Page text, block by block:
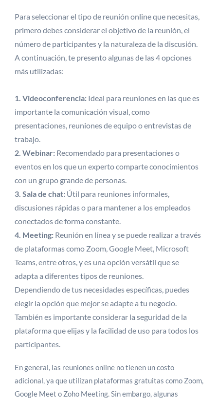
Para seleccionar el tipo de reunión online que necesitas,
primero debes considerar el objetivo de la reunión, el
número de participantes y la naturaleza de la discusión.
A continuación, te presento algunas de las 4 opciones
más utilizadas:
1. Videoconferencia: Ideal para reuniones en las que es
importante la comunicación visual, como
presentaciones, reuniones de equipo o entrevistas de
trabajo.
2. Webinar: Recomendado para presentaciones o
eventos en los que un experto comparte conocimientos
con un grupo grande de personas.
3. Sala de chat: Útil para reuniones informales,
discusiones rápidas o para mantener a los empleados
conectados de forma constante.
4. Meeting: Reunión en línea y se puede realizar a través
de plataformas como Zoom, Google Meet, Microsoft
Teams, entre otros, y es una opción versátil que se
adapta a diferentes tipos de reuniones.
Dependiendo de tus necesidades específicas, puedes
elegir la opción que mejor se adapte a tu negocio.
También es importante considerar la seguridad de la
plataforma que elijas y la facilidad de uso para todos los
participantes.
En general, las reuniones online no tienen un costo
adicional, ya que utilizan plataformas gratuitas como Zoom,
Google Meet o Zoho Meeting. Sin embargo, algunas